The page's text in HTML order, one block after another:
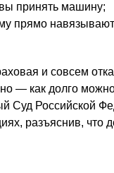
принять машину;
прямо
и совсем
— как долго
Суд Российской
разъяснив,